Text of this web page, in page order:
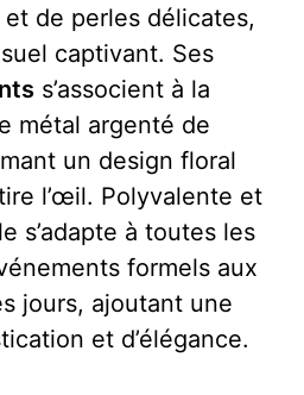
de perles délicates,
captivant. Ses
s’associent à la
métal argenté de
un design floral
l’œil. Polyvalente et
s’adapte à toutes les
formels aux
jours, ajoutant une
et d’élégance.